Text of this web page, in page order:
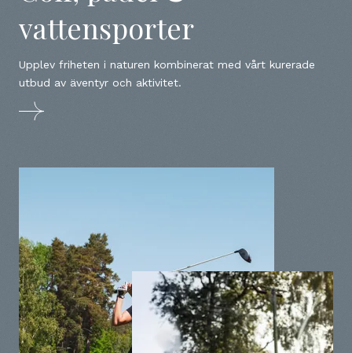
vattensporter
Upplev friheten i naturen kombinerat med vårt kurerade
utbud av äventyr och aktivitet.